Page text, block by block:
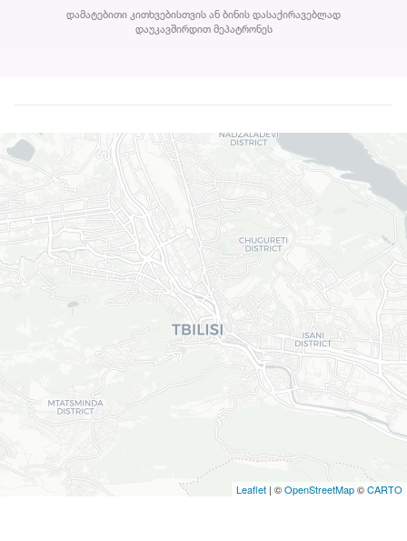
დამატებითი კითხვებისთვის ან ბინის დასაქირავებლად
დაუკავშირდით მეპატრონეს
Leaflet | ©OpenStreetMap©CARTO